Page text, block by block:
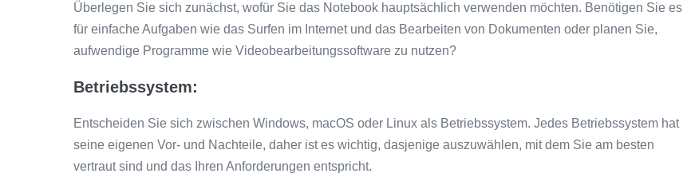
Überlegen Sie sich zunächst, wofür Sie das Notebook hauptsächlich verwenden möchten. Benötigen Sie es
für einfache Aufgaben wie das Surfen im Internet und das Bearbeiten von Dokumenten oder planen Sie,
aufwendige Programme wie Videobearbeitungssoftware zu nutzen?
Betriebssystem:
Entscheiden Sie sich zwischen Windows, macOS oder Linux als Betriebssystem. Jedes Betriebssystem hat
seine eigenen Vor- und Nachteile, daher ist es wichtig, dasjenige auszuwählen, mit dem Sie am besten
vertraut sind und das Ihren Anforderungen entspricht.